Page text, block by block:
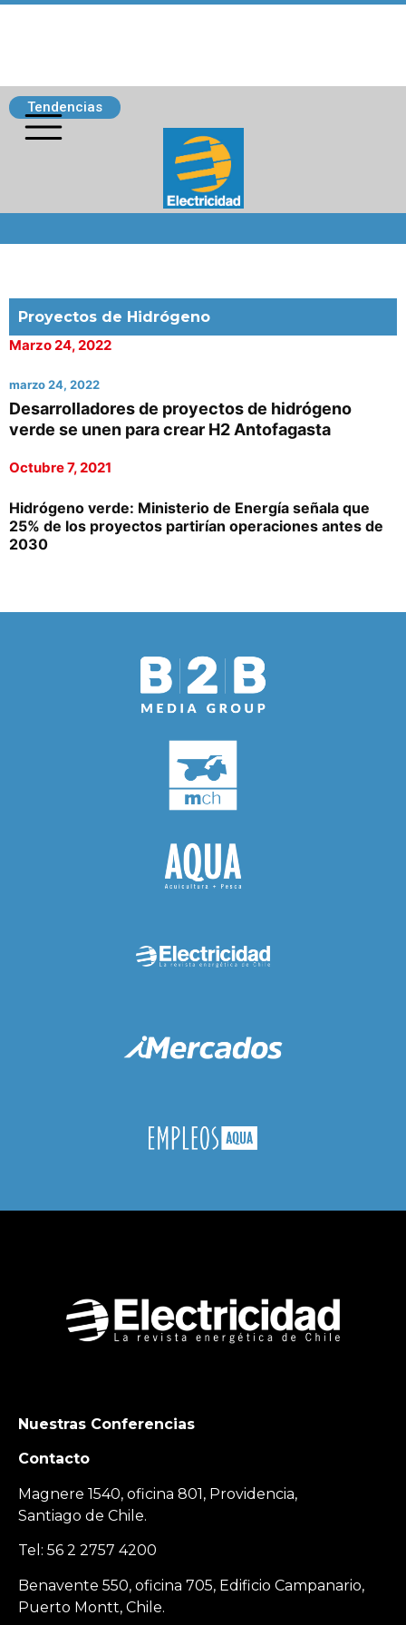
Tendencias
Proyectos de Hidrógeno
Marzo 24, 2022
marzo 24, 2022
Desarrolladores de proyectos de hidrógeno
verde se unen para crear H2 Antofagasta
Octubre 7, 2021
Hidrógeno verde: Ministerio de Energía señala que
25% de los proyectos partirían operaciones antes de
2030
Nuestras Conferencias
Contacto
Magnere 1540, oficina 801, Providencia,
Santiago de Chile.
Tel: 56 2 2757 4200
Benavente 550, oficina 705, Edificio Campanario,
Puerto Montt, Chile.